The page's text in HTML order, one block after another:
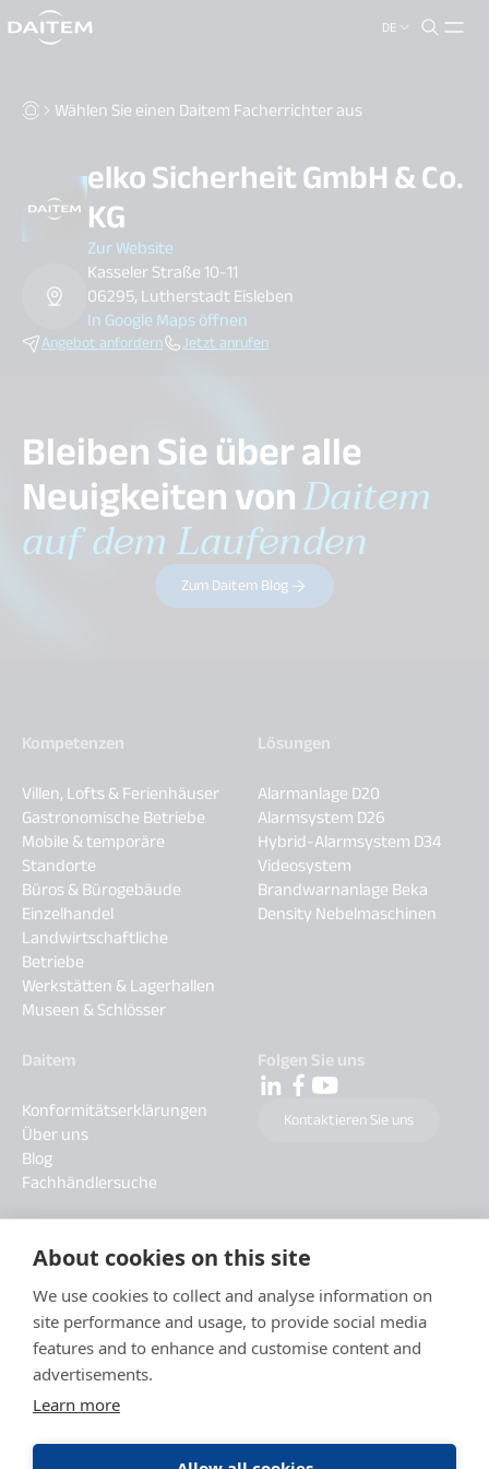
About cookies on this site
We use cookies to collect and analyse information on
site performance and usage, to provide social media
features and to enhance and customise content and
advertisements.
Learn more
DE
search.label
Wählen Sie einen Daitem Facherrichter aus
elko Sicherheit GmbH & Co.
KG
Zur Website
Kasseler Straße 10-11
06295, Lutherstadt Eisleben
In Google Maps öffnen
Angebot anfordern Jetzt anrufen
Bleiben Sie über alle
Neuigkeiten vonDaitem
auf dem Laufenden
Zum Daitem Blog
Kompetenzen
Villen, Lofts & Ferienhäuser
Gastronomische Betriebe
Mobile & temporäre
Standorte
Büros & Bürogebäude
Einzelhandel
Landwirtschaftliche
Betriebe
Werkstätten & Lagerhallen
Museen & Schlösser
Lösungen
Alarmanlage D20
Alarmsystem D26
Hybrid-Alarmsystem D34
Videosystem
Brandwarnanlage Beka
Density Nebelmaschinen
Daitem
Konformitätserklärungen
Über uns
Blog
Fachhändlersuche
Folgen Sie uns
Kontaktieren Sie uns